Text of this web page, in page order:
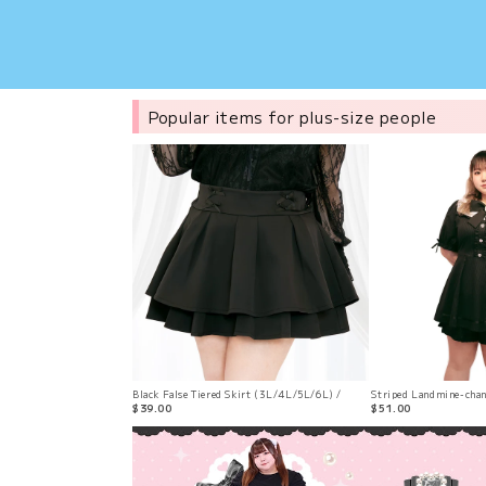
Popular items for plus-size people
Black False Tiered Skirt (3L/4L/5L/6L) /
Taberunosky
$39.00
Striped Landmine-
(3L/4L/5L/6L) /
$51.00